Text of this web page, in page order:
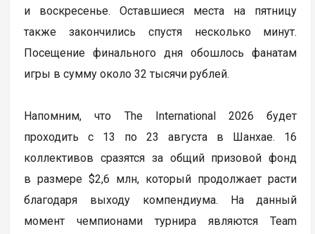
и воскресенье. Оставшиеся места на пятницу
также закончились спустя несколько минут.
Посещение финального дня обошлось фанатам
игры в сумму около 32 тысячи рублей.
Напомним, что The International 2026 будет
проходить с 13 по 23 августа в Шанхае. 16
коллективов сразятся за общий призовой фонд
в размере $2,6 млн, который продолжает расти
благодаря выходу компендиума. На данный
момент чемпионами турнира являются Team